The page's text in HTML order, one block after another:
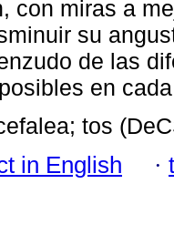
con miras a
su
de las
en
tos
in English ·